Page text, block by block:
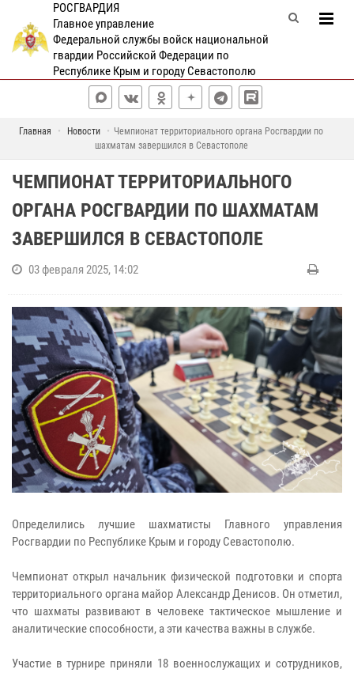
РОСГВАРДИЯ
Главное управление
Федеральной службы войск национальной
гвардии Российской Федерации по
Республике Крым и городу Севастополю
Главная Новости
Чемпионат территориального органа Росгвардии по
шахматам завершился в Севастополе
ЧЕМПИОНАТ ТЕРРИТОРИАЛЬНОГО
ОРГАНА РОСГВАРДИИ ПО ШАХМАТАМ
ЗАВЕРШИЛСЯ В СЕВАСТОПОЛЕ
03 февраля 2025, 14:02
Определились лучшие шахматисты Главного управления
Росгвардии по Республике Крым и городу Севастополю.
Чемпионат открыл начальник физической подготовки и спорта
территориального органа майор Александр Денисов. Он отметил,
что шахматы развивают в человеке тактическое мышление и
аналитические способности, а эти качества важны в службе.
Участие в турнире приняли 18 военнослужащих и сотрудников,